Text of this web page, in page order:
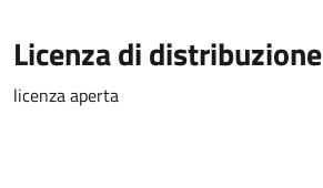
Licenza di distribuzione
licenza aperta